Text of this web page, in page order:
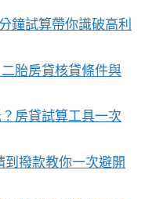
鐘試算帶你識破高利
胎房貸核貸條件與
房貸試算工具一次
撥款教你一次避開